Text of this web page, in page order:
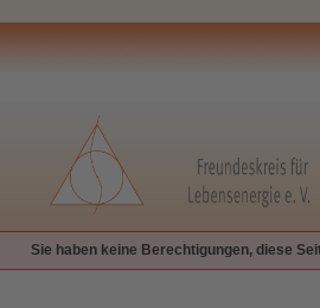
Sie haben keine Berechtigungen, diese